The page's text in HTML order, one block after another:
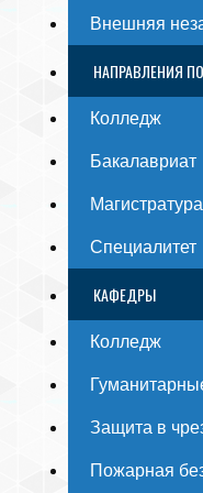
Внешняя
НАПРАВЛЕНИЯ
Колледж
Бакалавриат
Магистратура
Специалитет
КАФЕДРЫ
Колледж
Защита в
Пожарная